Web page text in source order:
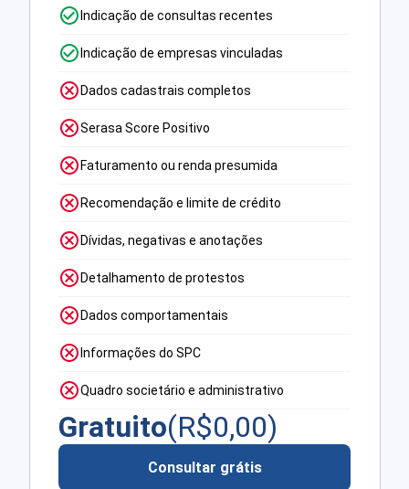
Indicação de consultas recentes
Indicação de empresas vinculadas
Dados cadastrais completos
Serasa Score Positivo
Faturamento ou renda presumida
Recomendação e limite de crédito
Dívidas, negativas e anotações
Detalhamento de protestos
Dados comportamentais
Informações do SPC
Quadro societário e administrativo
Gratuito(R$0,00)
Consultar grátis